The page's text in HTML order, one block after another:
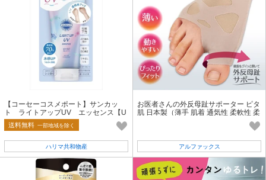
【コーセーコスメポート】サンカッ
ト ライトアップUV エッセンス【U
V・日焼け止め】
送料無料 一部地域を除く
ハリマ共和物産
お医者さんの外反母趾サポーター ピタ
肌 日本製（薄手 肌着 通気性 柔軟性 柔
アルファックス